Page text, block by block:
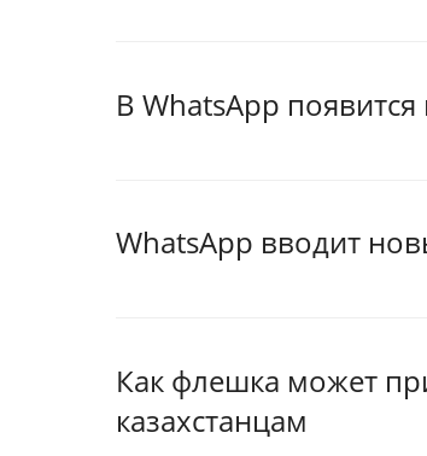
В WhatsApp
WhatsApp вводит
Как флешка может
казахстанцам